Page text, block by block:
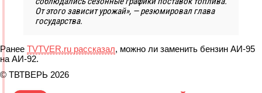
От этого зависит урожай», — резюмировал глава
государства.
Ранее TVTVER.ru рассказал, можно ли заменить бензин АИ-95
на АИ-92.
© ТВТВЕРЬ 2026